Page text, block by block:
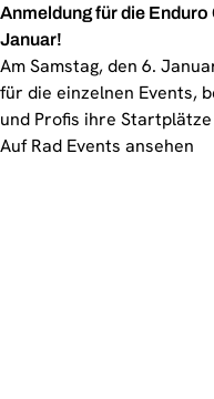
Anmeldung für die Enduro
Januar!
Am Samstag, den 6.
für die einzelnen Events,
und Profis ihre
Auf Rad Events ansehen